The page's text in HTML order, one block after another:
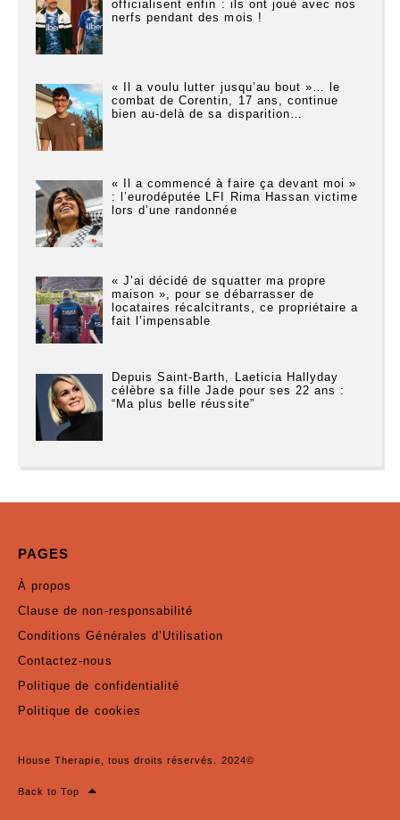
officialisent enfin : ils ont joué avec nos
nerfs pendant des mois !
« Il a voulu lutter jusqu’au bout »… le
combat de Corentin, 17 ans, continue
bien au-delà de sa disparition…
« Il a commencé à faire ça devant moi »
: l’eurodéputée LFI Rima Hassan victime
lors d’une randonnée
« J’ai décidé de squatter ma propre
maison », pour se débarrasser de
locataires récalcitrants, ce propriétaire a
fait l’impensable
Depuis Saint-Barth, Laeticia Hallyday
célèbre sa fille Jade pour ses 22 ans :
“Ma plus belle réussite”
PAGES
À propos
Clause de non-responsabilité
Conditions Générales d’Utilisation
Contactez-nous
Politique de confidentialité
Politique de cookies
House Therapie, tous droits réservés. 2024©
Back to Top